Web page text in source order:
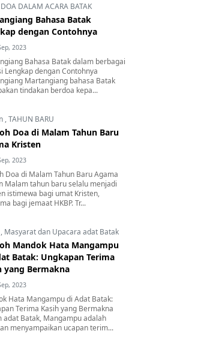
DOA DALAM ACARA BATAK
Bahasa Batak
dengan Contohnya
2023
Bahasa Batak dalam berbagai
Lengkap dengan Contohnya
Martangiang bahasa Batak
tindakan berdoa kepa...
,TAHUN BARU
Doa di Malam Tahun Baru
Kristen
2023
Doa di Malam Tahun Baru Agama
Malam tahun baru selalu menjadi
istimewa bagi umat Kristen,
bagi jemaat HKBP. Tr...
, Masyarat dan Upacara adat Batak
Mandok Hata Mangampu
Batak: Ungkapan Terima
yang Bermakna
2023
Hata Mangampu di Adat Batak:
Terima Kasih yang Bermakna
adat Batak, Mangampu adalah
menyampaikan ucapan terim...